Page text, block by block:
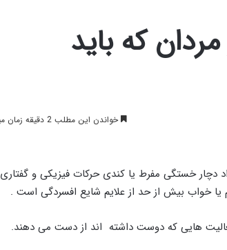
که باید
خواندن این مطلب 2 دقیقه زمان میبرد
دچار خستگی مفرط یا کندی حرکات فیزیکی و گفتاری
خواب بیش از حد از علایم شایع افسردگی است .
فعالیت هایی که دوست داشته اند از دست می دهند.